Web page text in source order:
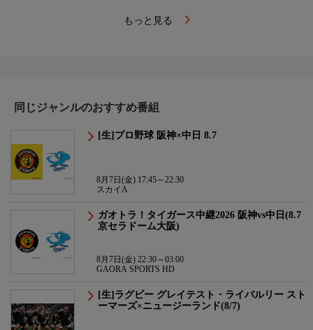
もっと見る
同じジャンルのおすすめ番組
[生]プロ野球 阪神×中日 8.7
8月7日(金) 17:45～22:30
スカイA
ガオトラ！タイガース中継2026 阪神vs中日(8.7
京セラドーム大阪)
8月7日(金) 22:30～03:00
GAORA SPORTS HD
[生]ラグビー グレイテスト・ライバルリー スト
ーマーズ×ニュージーランド(8/7)